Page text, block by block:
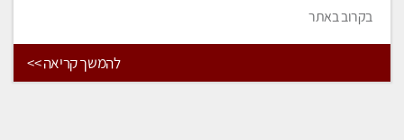
בקרוב באתר
להמשך קריאה >>